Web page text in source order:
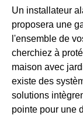
Un installateur
proposera une
l'ensemble de
cherchiez à
maison avec
existe des
solutions
pointe pour une